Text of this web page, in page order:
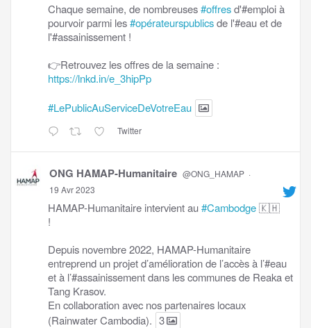
Chaque semaine, de nombreuses#offresd'#emploi à
pourvoir parmi les#opérateurspublicsde l'#eau et de
l'#assainissement !
👉Retrouvez les offres de la semaine :
https://lnkd.in/e_3hipPp
#LePublicAuServiceDeVotreEau
Twitter
ONG HAMAP-Humanitaire @ONG_HAMAP ·
19 Avr 2023
HAMAP-Humanitaire intervient au#Cambodge🇰🇭
!
Depuis novembre 2022, HAMAP-Humanitaire
entreprend un projet d’amélioration de l’accès à l’#eau
et à l’#assainissement dans les communes de Reaka et
Tang Krasov.
En collaboration avec nos partenaires locaux
(Rainwater Cambodia). 3